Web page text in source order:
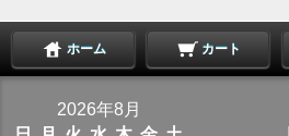
ホーム カート
2026年8月